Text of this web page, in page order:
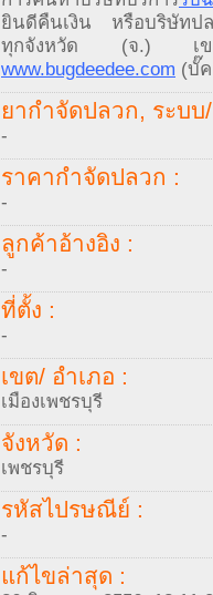
ยินดีคืนเงิน หรือบริษัทป
ทุกจังหวัด (จ.) เขต
www.bugdeedee.com (บั๊
ยากำจัดปลวก, ระบ
-
ราคากำจัดปลวก :
-
ลูกค้าอ้างอิง :
-
ที่ตั้ง :
-
เขต/ อำเภอ :
เมืองเพชรบุรี
จังหวัด :
เพชรบุรี
รหัสไปรษณีย์ :
-
แก้ไขล่าสุด :